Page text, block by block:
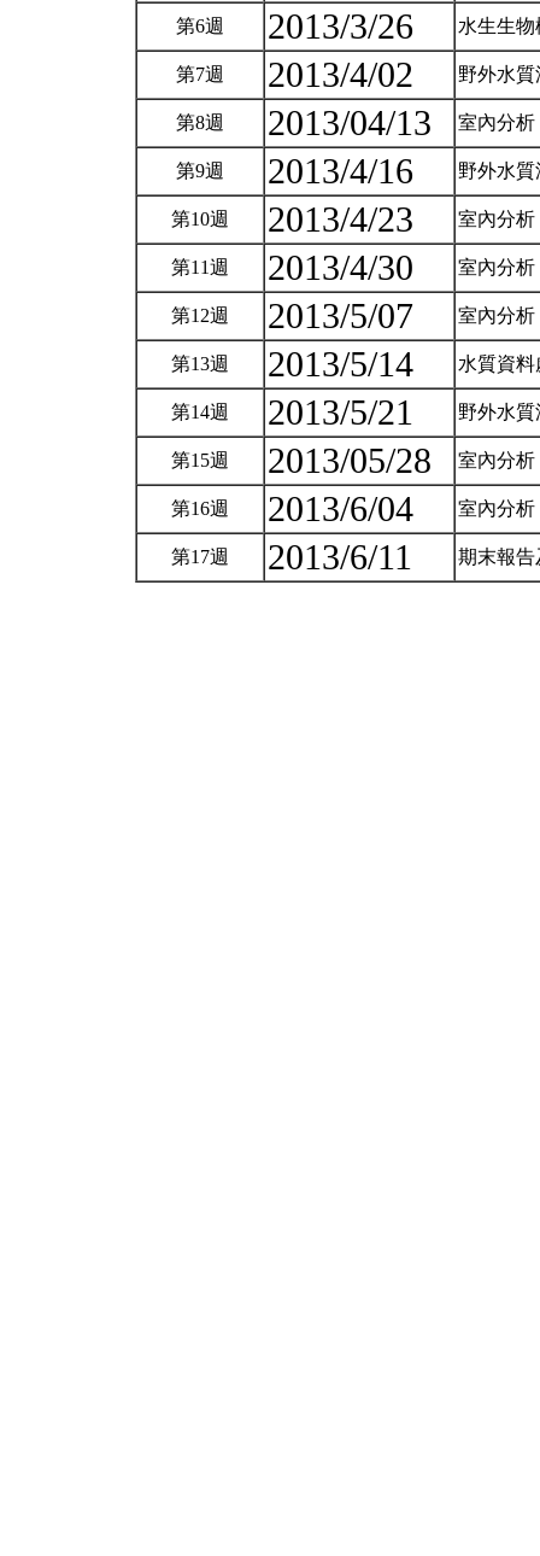
第6週 2013/3/26 水生生
第7週 2013/4/02 野外水
第8週 2013/04/13 室內分
第9週 2013/4/16 野外水
第10週 2013/4/23 室內分
第11週 2013/4/30 室內分
第12週 2013/5/07 室內分
第13週 2013/5/14 水質資
第14週 2013/5/21 野外水
第15週 2013/05/28 室內分
第16週 2013/6/04 室內分
第17週 2013/6/11 期末報